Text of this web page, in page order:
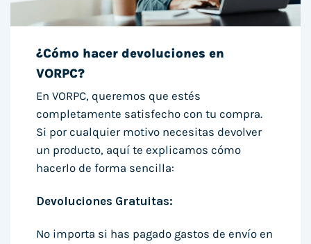
¿Cómo hacer devoluciones en
VORPC?
En VORPC, queremos que estés
completamente satisfecho con tu compra.
Si por cualquier motivo necesitas devolver
un producto, aquí te explicamos cómo
hacerlo de forma sencilla:
Devoluciones Gratuitas:
No importa si has pagado gastos de envío en